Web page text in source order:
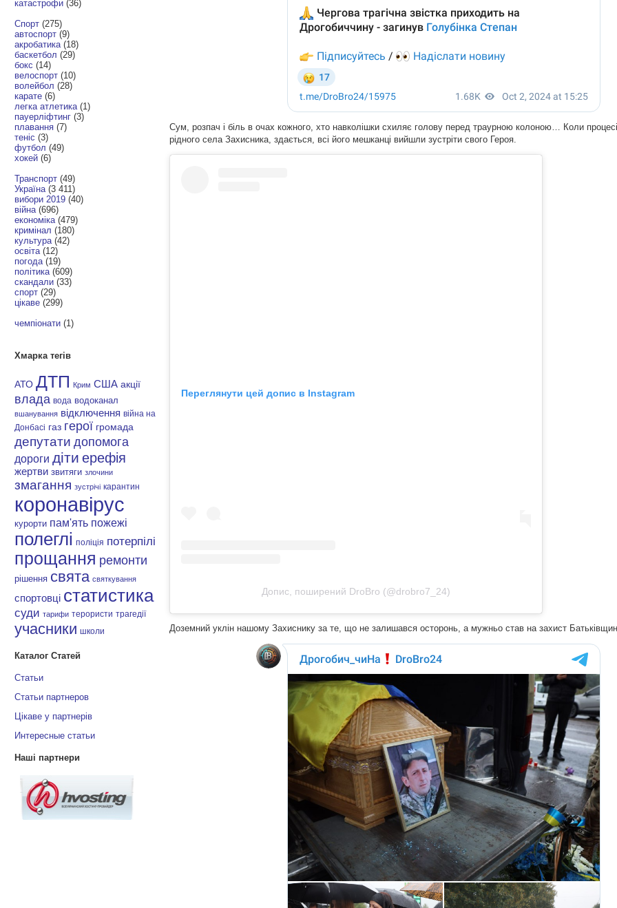
катастрофи (36)
Спорт (275)
автоспорт (9)
акробатика (18)
баскетбол (29)
бокс (14)
велоспорт (10)
волейбол (28)
карате (6)
легка атлетика (1)
пауерліфтинг (3)
плавання (7)
теніс (3)
футбол (49)
хокей (6)
Транспорт (49)
Україна (3 411)
вибори 2019 (40)
війна (696)
економіка (479)
кримінал (180)
культура (42)
освіта (12)
погода (19)
політика (609)
скандали (33)
спорт (29)
цікаве (299)
чемпіонати (1)
Хмарка тегів
АТО ДТП Крим США акції
влада вода водоканал
вшанування відключення війна на
Донбасі газ герої громада
депутати допомога
дороги діти ерефія
жертви звитяги злочини
змагання зустрічі карантин
коронавірус
курорти пам'ять пожежі
полеглі поліція потерпілі
прощання ремонти
рішення свята святкування
спортовці статистика
суди тарифи терористи трагедії
учасники школи
Каталог Статей
Статьи
Статьи партнеров
Цікаве у партнерів
Интересные статьи
Наші партнери
Сум, розпач і біль в очах кожного, хто навколішки схиляє голову перед траурною колоною… Коли
рідного села Захисника, здається, всі його мешканці вийшли зустріти свого Героя.
Переглянути цей допис в Instagram
Допис, поширений DroBro (@drobro7_24)
Доземний уклін нашому Захиснику за те, що не залишався осторонь, а мужньо став на захист